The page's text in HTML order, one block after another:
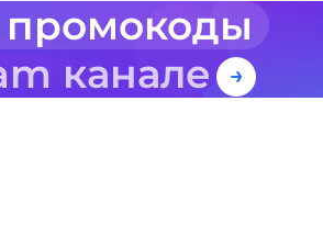
промокоды
канале